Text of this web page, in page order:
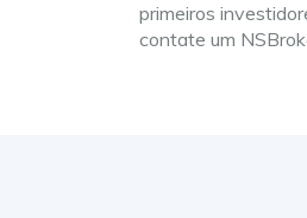
primeiros
contate um